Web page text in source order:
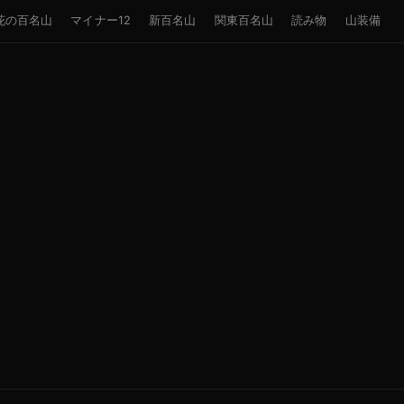
の百名山 マイナー12 新百名山 関東百名山 読み物 山装備